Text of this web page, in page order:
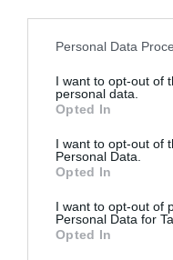
Personal Data
I want to opt-out of
personal data.
Opted In
I want to opt-out of
Personal Data.
Opted In
I want to opt-out of
Personal Data for
Opted In
La tercera cuestión
la donación (en IRPF
que estima la «no
para el padre. El fisco
en que se cumplan los
último artículo, con
inexistencia de
donante como